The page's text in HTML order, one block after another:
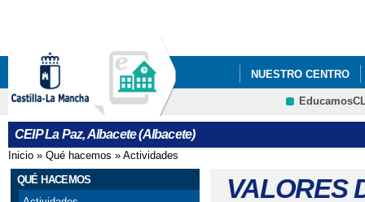
NUESTRO CENTRO
ERASMUS +
CEIP La Paz, Albacete (Albacete)
Se encuentra usted aquí
Inicio » Qué hacemos » Actividades
QUÉ HACEMOS
VALORES